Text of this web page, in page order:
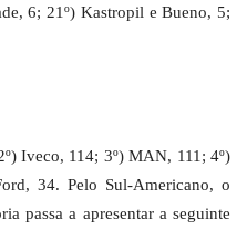
6; 21º) Kastropil e Bueno, 5;
Iveco, 114; 3º) MAN, 111; 4º)
34. Pelo Sul-Americano, o
passa a apresentar a seguinte